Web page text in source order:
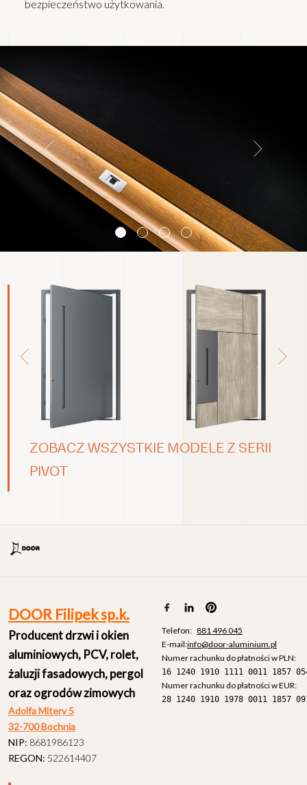
bezpieczeństwo użytkowania.
ZOBACZ WSZYSTKIE MODELE Z SERII
PIVOT
DOOR Filipek sp.k.
Producent drzwi i okien
aluminiowych, PCV, rolet,
żaluzji fasadowych, pergol
oraz ogrodów zimowych
Adolfa Mitery 5
32-700 Bochnia
NIP: 8681986123
REGON: 522614407
Telefon: 881 496 045
E-mail:info@door-aluminium.pl
28 1240 1910 1978 0011 1857